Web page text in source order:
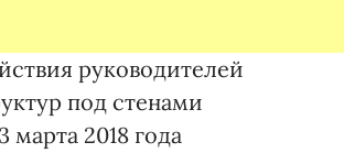
руководителей
под стенами
марта 2018 года